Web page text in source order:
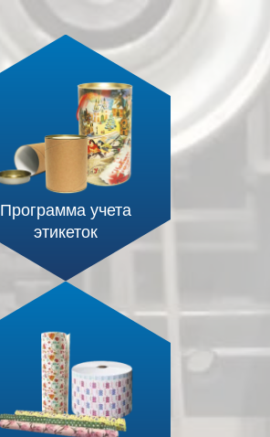
Программа учета
этикеток